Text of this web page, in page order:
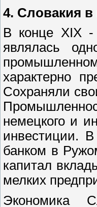
4. Словакия в
В конце XIX -
являлась
характерно
Сохраняли
немецкого и
инвестиции.
банком в
капитал
мелких
Экономика